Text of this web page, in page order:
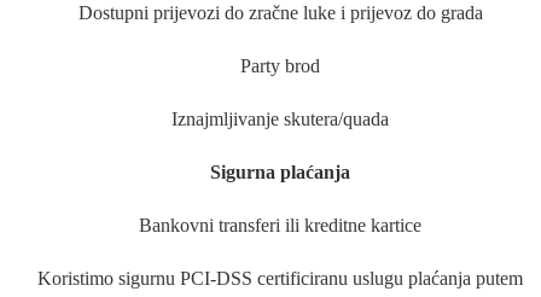
Dostupni prijevozi do zračne luke i prijevoz do grada
Party brod
Iznajmljivanje skutera/quada
Sigurna plaćanja
Bankovni transferi ili kreditne kartice
Koristimo sigurnu PCI-DSS certificiranu uslugu plaćanja putem